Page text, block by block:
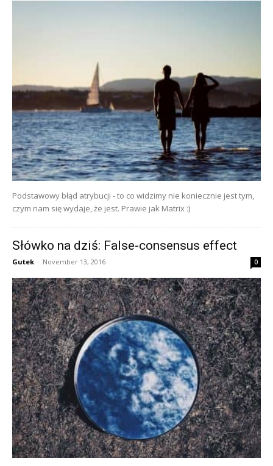
Podstawowy błąd atrybucji - to co widzimy nie koniecznie jest tym,
czym nam się wydaje, że jest. Prawie jak Matrix :)
Słówko na dziś: False-consensus effect
Gutek - November 13, 2016 0